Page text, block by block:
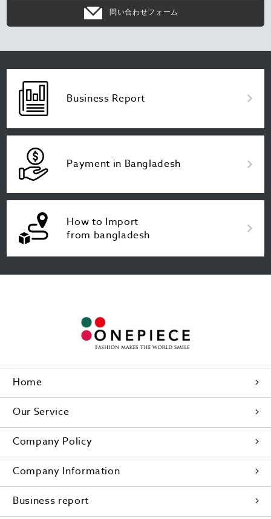
問い合わせフォーム
Business Report
Payment in Bangladesh
How to Import
from bangladesh
Home
Our Service
Company Policy
Company Information
Business report